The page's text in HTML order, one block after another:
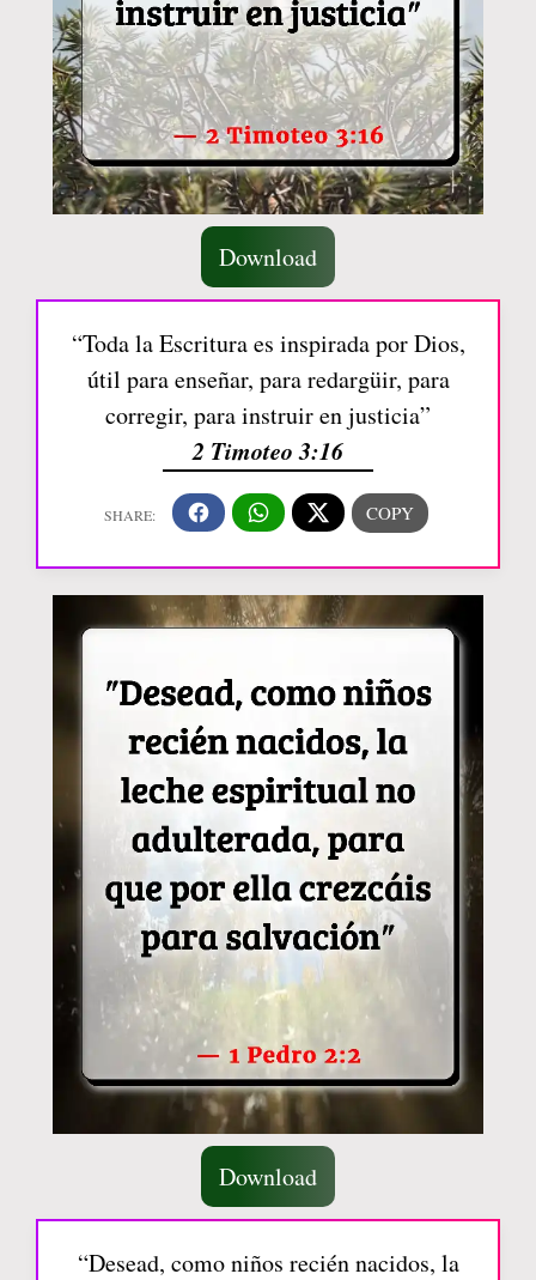
Download
“Toda la Escritura es inspirada por Dios,
útil para enseñar, para redargüir, para
corregir, para instruir en justicia”
2 Timoteo 3:16
Download
“Desead, como niños recién nacidos, la